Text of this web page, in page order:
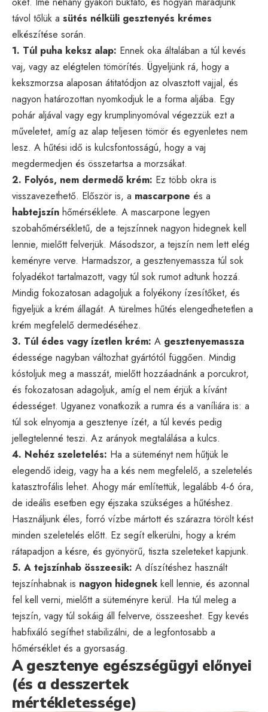
távol tőlük a sütés nélküli gesztenyés krémes
elkészítése során.
1. Túl puha keksz alap: Ennek oka általában a túl kevés
vaj, vagy az elégtelen tömörítés. Ügyeljünk rá, hogy a
kekszmorzsa alaposan átitatódjon az olvasztott vajjal, és
nagyon határozottan nyomkodjuk le a forma aljába. Egy
pohár aljával vagy egy krumplinyomóval végezzük ezt a
műveletet, amíg az alap teljesen tömör és egyenletes nem
lesz. A hűtési idő is kulcsfontosságú, hogy a vaj
megdermedjen és összetartsa a morzsákat.
2. Folyós, nem dermedő krém: Ez több okra is
visszavezethető. Először is, a mascarpone és a
habtejszín hőmérséklete. A mascarpone legyen
szobahőmérsékletű, de a tejszínnek nagyon hidegnek kell
lennie, mielőtt felverjük. Másodszor, a tejszín nem lett elég
keményre verve. Harmadszor, a gesztenyemassza túl sok
folyadékot tartalmazott, vagy túl sok rumot adtunk hozzá.
Mindig fokozatosan adagoljuk a folyékony ízesítőket, és
figyeljük a krém állagát. A türelmes hűtés elengedhetetlen a
krém megfelelő dermedéséhez.
3. Túl édes vagy ízetlen krém: A gesztenyemassza
édessége nagyban változhat gyártótól függően. Mindig
kóstoljuk meg a masszát, mielőtt hozzáadnánk a porcukrot,
és fokozatosan adagoljuk, amíg el nem érjük a kívánt
édességet. Ugyanez vonatkozik a rumra és a vaníliára is: a
túl sok elnyomja a gesztenye ízét, a túl kevés pedig
jellegtelenné teszi. Az arányok megtalálása a kulcs.
4. Nehéz szeletelés: Ha a süteményt nem hűtjük le
elegendő ideig, vagy ha a kés nem megfelelő, a szeletelés
katasztrofális lehet. Ahogy már említettük, legalább 4-6 óra,
de ideális esetben egy éjszaka szükséges a hűtéshez.
Használjunk éles, forró vízbe mártott és szárazra törölt kést
minden szeletelés előtt. Ez segít elkerülni, hogy a krém
rátapadjon a késre, és gyönyörű, tiszta szeleteket kapjunk.
5. A tejszínhab összeesik: A díszítéshez használt
tejszínhabnak is nagyon hidegnek kell lennie, és azonnal
fel kell verni, mielőtt a süteményre kerül. Ha túl meleg a
tejszín, vagy túl sokáig áll felverve, összeeshet. Egy kevés
habfixáló segíthet stabilizálni, de a legfontosabb a
hőmérséklet és a gyorsaság.
A gesztenye egészségügyi előnyei
(és a desszertek
mértékletessége)